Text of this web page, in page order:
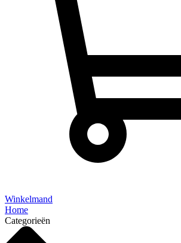
Winkelmand
Home
Categorieën